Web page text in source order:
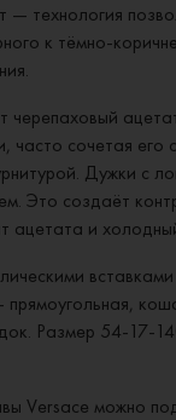
технология
к тёмно-
черепаховый
часто сочетая его
Дужки с
Это создаёт
ацетата и
Размер 54-17-
Versace можно